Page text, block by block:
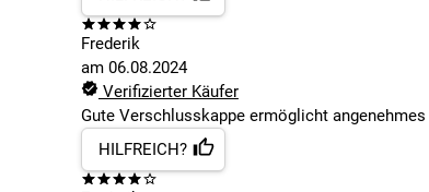
Frederik
am 06.08.2024
Verifizierter Käufer
Gute Verschlusskappe ermöglicht angenehmes
HILFREICH?